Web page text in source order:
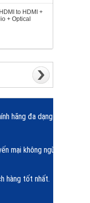
to HDMI +
+ Optical
hãng đa dạng
mại không ngừng.
hàng tốt nhất.